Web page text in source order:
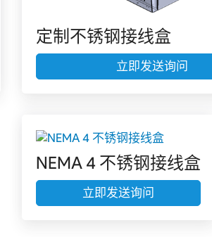
定制不锈钢接线盒
立即发送询问
NEMA 4 不锈钢接线盒
立即发送询问